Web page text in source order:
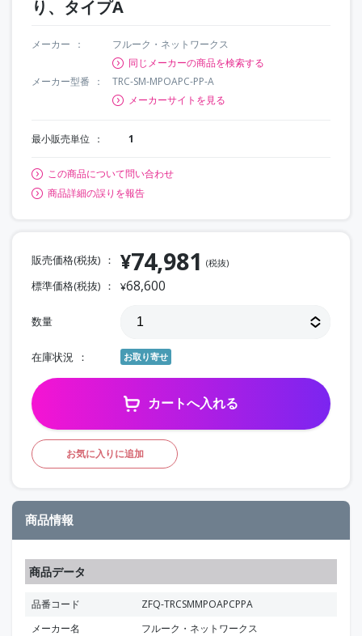
り、タイプA
メーカー
フルーク・ネットワークス
同じメーカーの商品を検索する
メーカー型番
TRC-SM-MPOAPC-PP-A
メーカーサイトを見る
最小販売単位 1
この商品について問い合わせ
商品詳細の誤りを報告
販売価格(税抜) ¥74,981 (税抜)
標準価格(税抜) ¥68,600
数量
在庫状況 お取り寄せ
カートへ入れる
お気に入りに追加
商品情報
商品データ
品番コード
ZFQ-TRCSMMPOAPCPPA
メーカー名
フルーク・ネットワークス